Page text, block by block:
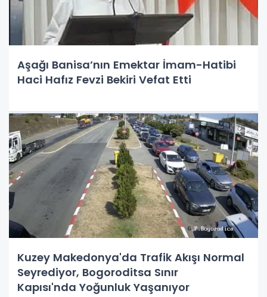
Aşağı Banisa’nın Emektar İmam-Hatibi
Haci Hafız Fevzi Bekiri Vefat Etti
Kuzey Makedonya'da Trafik Akışı Normal
Seyrediyor, Bogoroditsa Sınır
Kapısı'nda Yoğunluk Yaşanıyor